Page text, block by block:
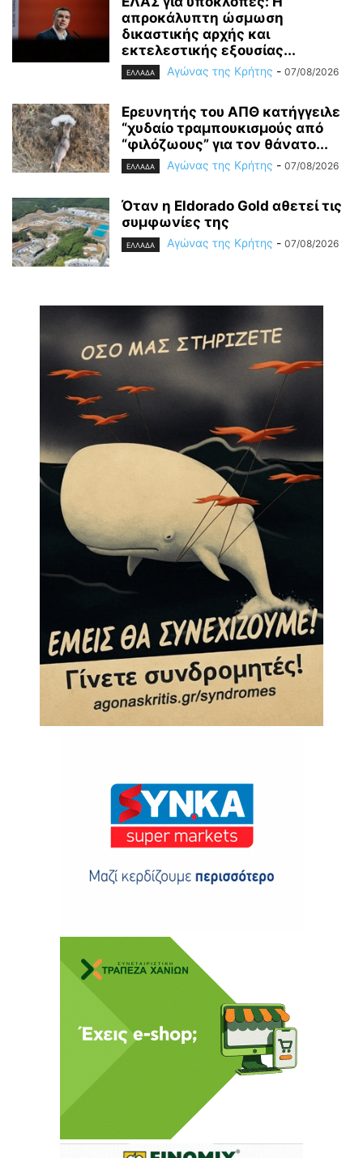
απροκάλυπτη ώσμωση
δικαστικής αρχής και
εκτελεστικής εξουσίας...
ΕΛΛΑΔΑ Αγώνας της Κρήτης - 07/08/2026
Ερευνητής του ΑΠΘ κατήγγειλε
“χυδαίο τραμπουκισμούς από
“φιλόζωους” για τον θάνατο...
ΕΛΛΑΔΑ Αγώνας της Κρήτης - 07/08/2026
Όταν η Eldorado Gold αθετεί τις
συμφωνίες της
ΕΛΛΑΔΑ Αγώνας της Κρήτης - 07/08/2026